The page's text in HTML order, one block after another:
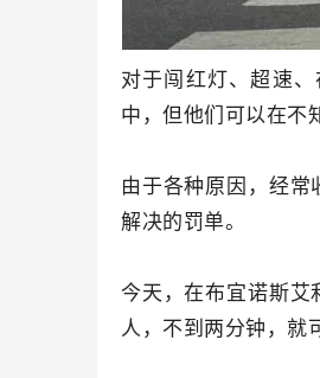
对于闯红灯、超速
中，但他们可以在不
由于各种原因，经
解决的罚单。
今天，在布宜诺斯艾
人，不到两分钟，就